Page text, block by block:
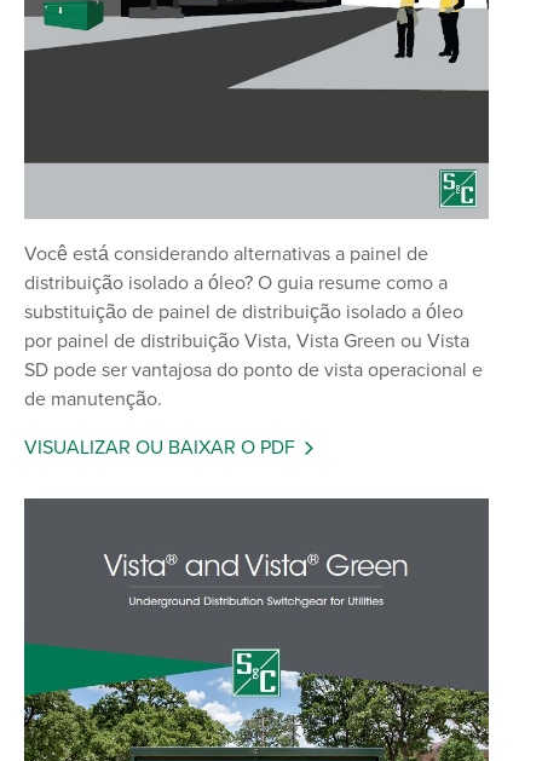
Você está considerando alternativas a painel de
distribuição isolado a óleo? O guia resume como a
substituição de painel de distribuição isolado a óleo
por painel de distribuição Vista, Vista Green ou Vista
SD pode ser vantajosa do ponto de vista operacional e
de manutenção.
VISUALIZAR OU BAIXAR O PDF